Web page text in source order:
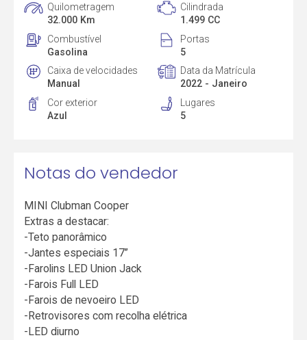
Quilometragem
32.000 Km
Cilindrada
1.499 CC
Combustível
Gasolina
Portas
5
Caixa de velocidades
Manual
Data da Matrícula
2022 - Janeiro
Cor exterior
Azul
Lugares
5
Notas do vendedor
MINI Clubman Cooper
Extras a destacar:
-Teto panorâmico
-Jantes especiais 17”
-Farolins LED Union Jack
-Farois Full LED
-Farois de nevoeiro LED
-Retrovisores com recolha elétrica
-LED diurno